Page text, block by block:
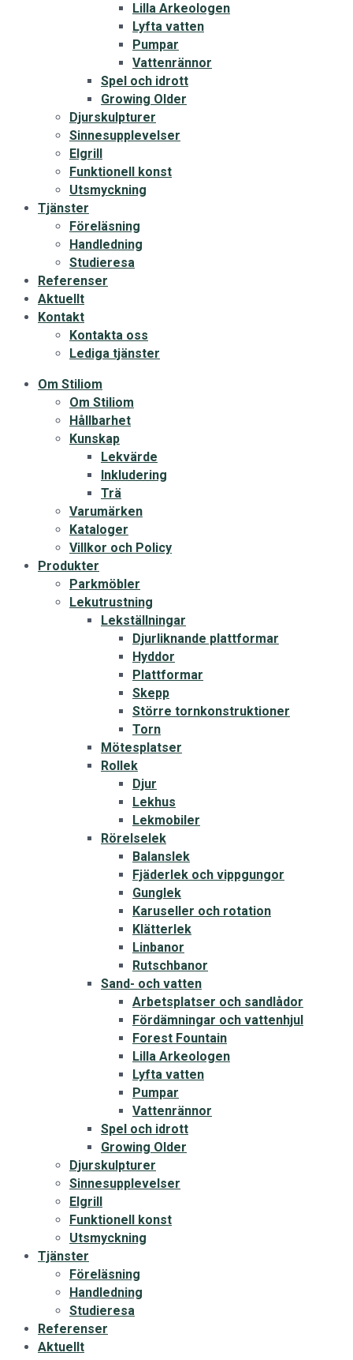
Lilla Arkeologen
Lyfta vatten
Pumpar
Vattenrännor
Spel och idrott
Growing Older
Djurskulpturer
Sinnesupplevelser
Elgrill
Funktionell konst
Utsmyckning
Tjänster
Föreläsning
Handledning
Studieresa
Referenser
Aktuellt
Kontakt
Kontakta oss
Lediga tjänster
Om Stiliom
Om Stiliom
Hållbarhet
Kunskap
Lekvärde
Inkludering
Trä
Varumärken
Kataloger
Villkor och Policy
Produkter
Parkmöbler
Lekutrustning
Lekställningar
Djurliknande plattformar
Hyddor
Plattformar
Skepp
Större tornkonstruktioner
Torn
Mötesplatser
Rollek
Djur
Lekhus
Lekmobiler
Rörelselek
Balanslek
Fjäderlek och vippgungor
Gunglek
Karuseller och rotation
Klätterlek
Linbanor
Rutschbanor
Sand- och vatten
Arbetsplatser och sandlådor
Fördämningar och vattenhjul
Forest Fountain
Lilla Arkeologen
Lyfta vatten
Pumpar
Vattenrännor
Spel och idrott
Growing Older
Djurskulpturer
Sinnesupplevelser
Elgrill
Funktionell konst
Utsmyckning
Tjänster
Föreläsning
Handledning
Studieresa
Referenser
Aktuellt